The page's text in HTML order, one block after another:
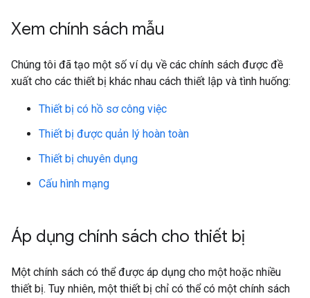
Xem chính sách mẫu
Chúng tôi đã tạo một số ví dụ về các chính sách được đề
xuất cho các thiết bị khác nhau cách thiết lập và tình huống:
Thiết bị có hồ sơ công việc
Thiết bị được quản lý hoàn toàn
Thiết bị chuyên dụng
Cấu hình mạng
Áp dụng chính sách cho thiết bị
Một chính sách có thể được áp dụng cho một hoặc nhiều
thiết bị. Tuy nhiên, một thiết bị chỉ có thể có một chính sách